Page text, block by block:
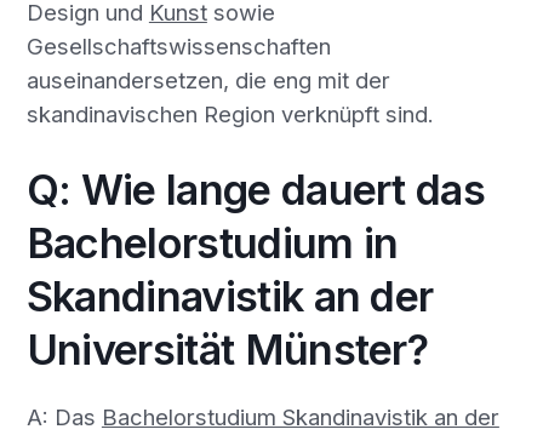
Design und Kunstsowie
Gesellschaftswissenschaften
auseinandersetzen, die eng mit der
skandinavischen Region verknüpft sind.
Q: Wie lange dauert das
Bachelorstudium in
Skandinavistik an der
Universität Münster?
A: Das Bachelorstudium Skandinavistik an der